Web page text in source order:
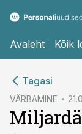
Avaleht Kõik
Tagasi
VÄRBAMINE